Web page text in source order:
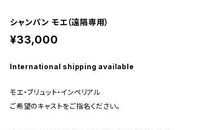
シャンパン モエ（遠隔専用）
¥33,000
International shipping available
モエ・ブリュット・インペリアル
ご希望のキャストをご指名ください。